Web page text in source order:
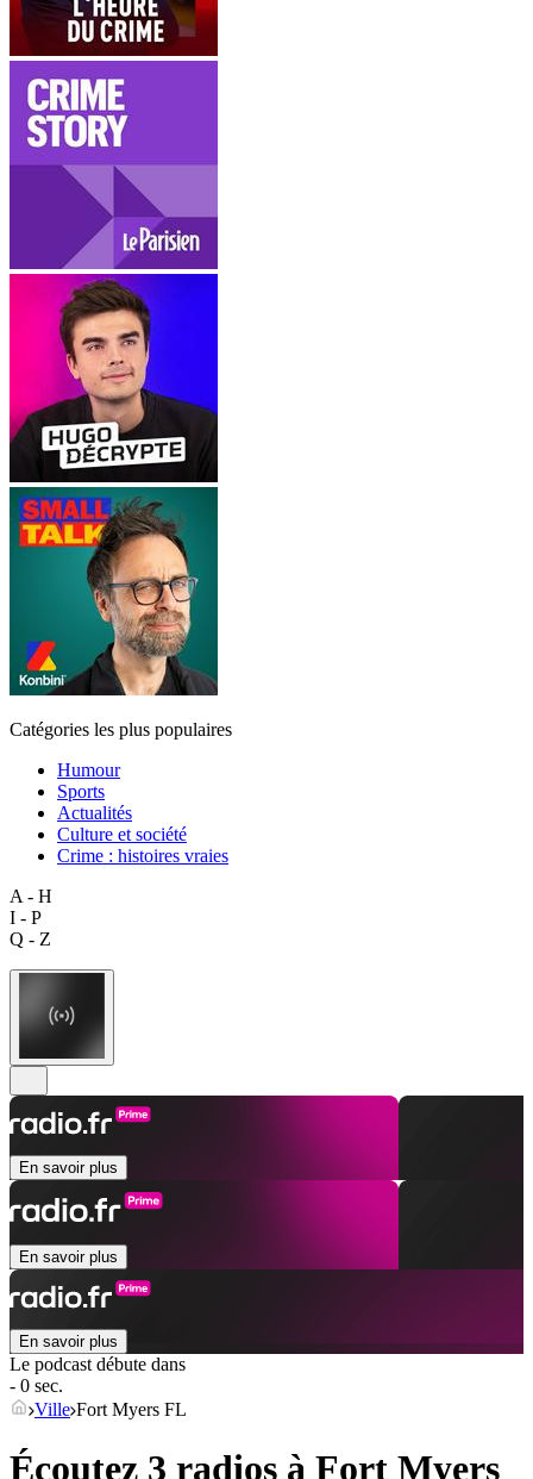
Catégories les plus populaires
Humour
Sports
Actualités
Culture et société
Crime : histoires vraies
A - H
I - P
Q - Z
En savoir plus
En savoir plus
En savoir plus
Le podcast débute dans
- 0 sec.
Ville Fort Myers FL
Écoutez 3 radios à Fort Myers